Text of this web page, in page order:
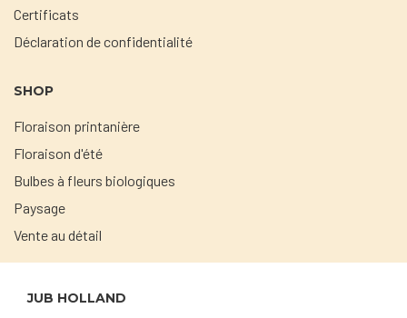
Certificats
Déclaration de confidentialité
SHOP
Floraison printanière
Floraison d'été
Bulbes à fleurs biologiques
Paysage
Vente au détail
JUB HOLLAND